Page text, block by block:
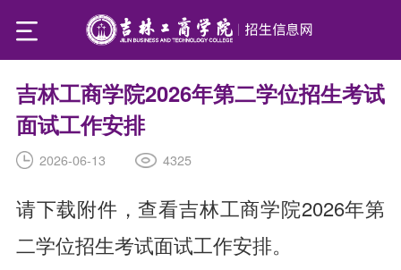
​吉林工商学院2026年第二学位招生考试
面试工作安排
2026-06-13 4325
请下载附件，查看吉林工商学院2026年第
二学位招生考试面试工作安排。